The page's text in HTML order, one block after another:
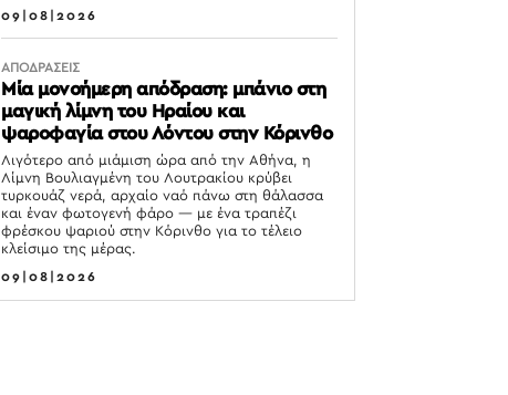
09|08|2026
ΑΠΟΔΡΑΣΕΙΣ
Μία μονοήμερη απόδραση: μπάνιο στη
μαγική λίμνη του Ηραίου και
ψαροφαγία στου Λόντου στην Κόρινθο
Λιγότερο από μιάμιση ώρα από την Αθήνα, η
Λίμνη Βουλιαγμένη του Λουτρακίου κρύβει
τυρκουάζ νερά, αρχαίο ναό πάνω στη θάλασσα
και έναν φωτογενή φάρο — με ένα τραπέζι
φρέσκου ψαριού στην Κόρινθο για το τέλειο
κλείσιμο της μέρας.
09|08|2026